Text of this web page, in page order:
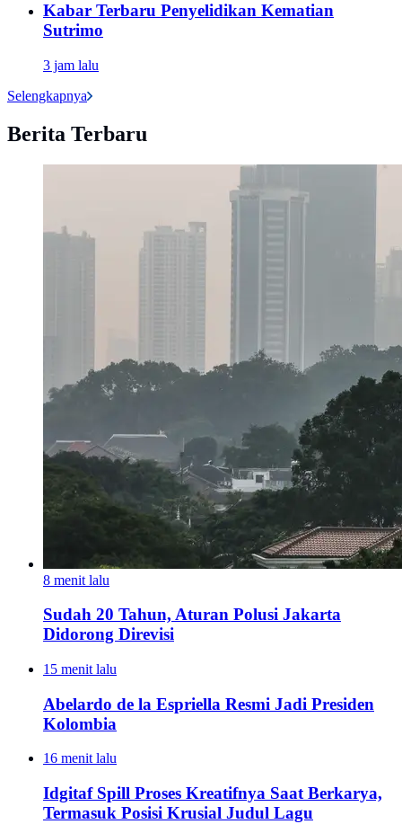
Kabar Terbaru Penyelidikan Kematian
Sutrimo
3 jam lalu
Selengkapnya
Berita Terbaru
8 menit lalu
Sudah 20 Tahun, Aturan Polusi Jakarta
Didorong Direvisi
15 menit lalu
Abelardo de la Espriella Resmi Jadi Presiden
Kolombia
16 menit lalu
Idgitaf Spill Proses Kreatifnya Saat Berkarya,
Termasuk Posisi Krusial Judul Lagu